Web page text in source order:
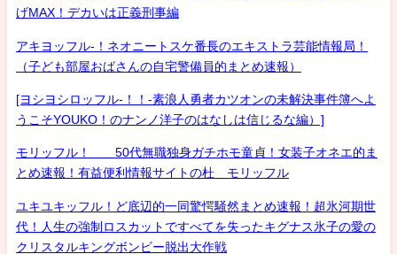
げMAX！デカいは正義刑事編
アキヨッフル-！ネオニートスケ番長のエキストラ芸能情報局！
（子ども部屋おばさんの自宅警備員的まとめ速報）
[ヨシヨシロッフル-！！-素浪人勇者カツオンの未解決事件簿へよ
うこそYOUKO！のナンノ洋子のはなしは信じるな編）]
モリッフル！ 50代無職独身ガチホモ童貞！女装子オネエ的ま
とめ速報！有益便利情報サイトの杜 モリッフル
ユキユキッフル！ど底辺的一同驚愕騒然まとめ速報！超氷河期世
代！人生の強制ロスカットですべてを失ったキグナス氷子の愛の
クリスタルキングボンビー脱出大作戦